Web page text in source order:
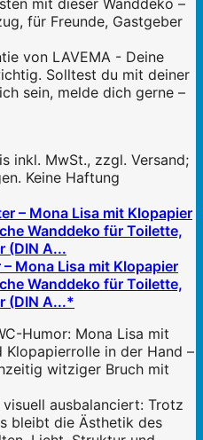
mit dieser Wanddeko –
für Freunde, Gastgeber
von LAVEMA - Deine
Solltest du mit deiner
sein, melde dich gerne –
inkl. MwSt., zzgl. Versand;
Keine Haftung
Mona Lisa mit Klopapier
Wanddeko für Toilette,
(DIN A...*
Humor: Mona Lisa mit
Klopapierrolle in der Hand –
witziger Bruch mit
ausbalanciert: Trotz
bleibt die Ästhetik des